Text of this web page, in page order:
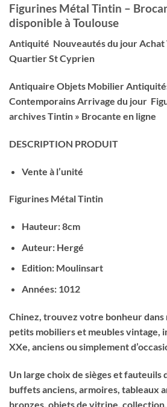
Figurines Métal Tintin –
disponible à Toulouse
Antiquité Nouveautés du jour Achat
Quartier St Cyprien
Antiquaire Objets Mobilier
Contemporains Arrivage du jour
archives Tintin » Brocante en ligne
DESCRIPTION PRODUIT
Vente à l’unité
Figurines Métal Tintin
Hauteur: 8cm
Auteur: Hergé
Edition: Moulinsart
Années: 1012
Chinez, trouvez votre bonheur
petits mobiliers et meubles vintage,
XXe, anciens ou simplement
Un large choix de sièges et fauteuils
buffets anciens, armoires, tableaux
bronzes, objets de vitrine,